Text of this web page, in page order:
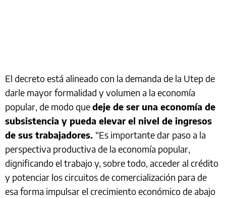
El decreto está alineado con la demanda de la Utep de
darle mayor formalidad y volumen a la economía
popular, de modo quedeje de ser una economía de
subsistencia y pueda elevar el nivel de ingresos
de sus trabajadores. “Es importante dar paso a la
perspectiva productiva de la economía popular,
dignificando el trabajo y, sobre todo, acceder al crédito
y potenciar los circuitos de comercialización para de
esa forma impulsar el crecimiento económico de abajo